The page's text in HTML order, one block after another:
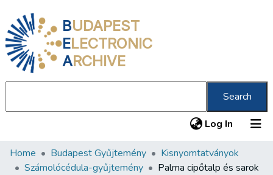
BUDAPEST
ELECTRONIC
ARCHIVE
Search
Log In (current)
Communities & Collections
Home Budapest Gyűjtemény
Kisnyomtatványok
Számolócédula-gyűjtemény
Palma cipőtalp és sarok